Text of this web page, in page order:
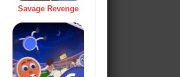
Savage Revenge